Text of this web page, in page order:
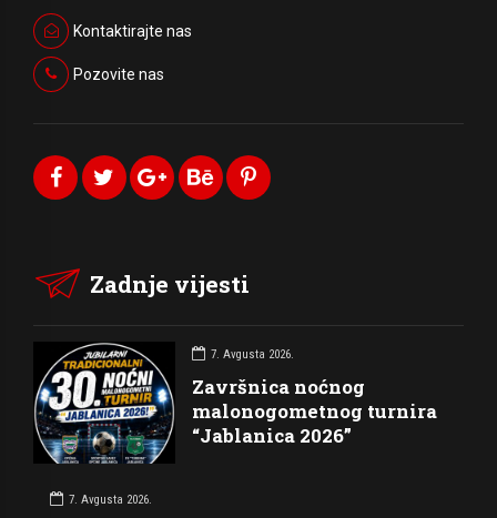
Kontaktirajte nas
Pozovite nas
Zadnje vijesti
7. Avgusta 2026.
Završnica noćnog
malonogometnog turnira
“Jablanica 2026”
7. Avgusta 2026.